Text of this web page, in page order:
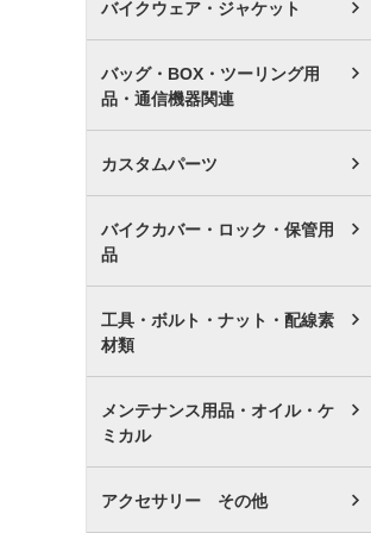
バイクウェア・ジャケット
バッグ・BOX・ツーリング用
品・通信機器関連
カスタムパーツ
バイクカバー・ロック・保管用
品
工具・ボルト・ナット・配線素
材類
メンテナンス用品・オイル・ケ
ミカル
アクセサリー その他